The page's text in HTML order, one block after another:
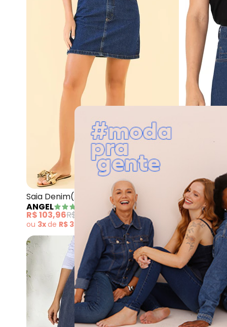
Angel - Saia
Saia Denim(Azul)
ANGEL
R$ 103,96R$ 259,90
ou 3xde R$ 34,65 sem juros
Saia Curta
ENFIM
R$ 80,55
ou2xde
-50%